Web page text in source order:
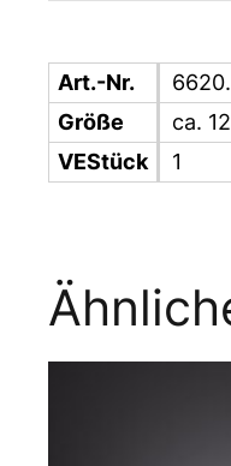
Art.-Nr.
Größe
VEStück
ca.
1